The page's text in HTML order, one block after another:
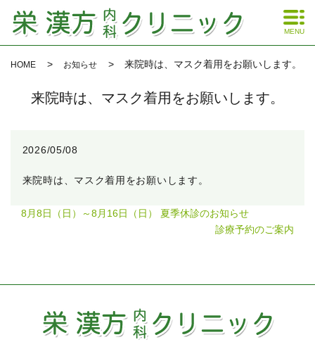
MENU
HOME お知らせ 来院時は、マスク着用をお願いします。
来院時は、マスク着用をお願いします。
2026/05/08
来院時は、マスク着用をお願いします。
8月8日（日）～8月16日（日） 夏季休診のお知らせ
診療予約のご案内